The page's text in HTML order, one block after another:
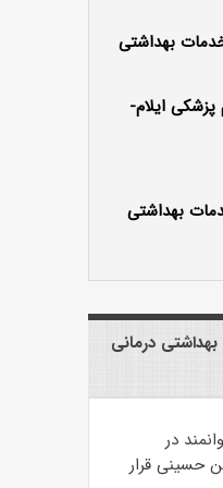
بهداشتی
ایلام-
بهداشتی
درمانی
در
حسینی قرار